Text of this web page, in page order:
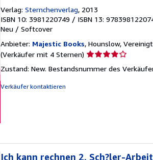
Verlag: Sternchenverlag, 2013
ISBN 10: 3981220749 / ISBN 13:
Neu / Softcover
Anbieter: Majestic Books, Hounslow,
(Verkäufer mit 4 Sternen) Verkäuferbewertung
von
Zustand: New. Bestandsnummer des
Verkäufer kontaktieren
Ich kann rechnen 2. Sch?ler-